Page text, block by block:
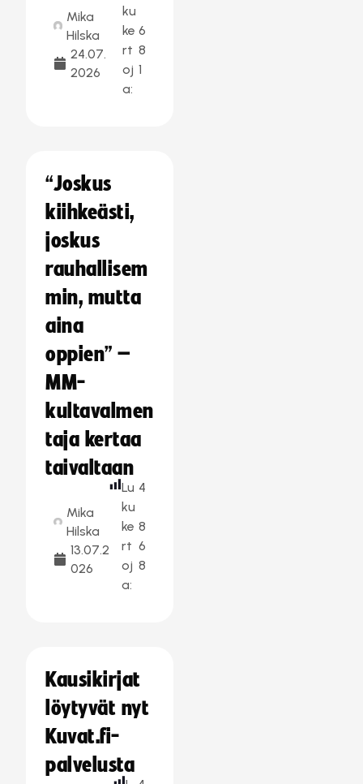
Mika
Hilska
24.07.
2026
ku
ke
rt
oj
a:
6
8
1
“Joskus
kiihkeästi,
joskus
rauhallisem
min, mutta
aina
oppien” –
MM-
kultavalmen
taja kertaa
taivaltaan
Mika
Hilska
13.07.2
026
Lu
ku
ke
rt
oj
a:
4
8
6
8
Kausikirjat
löytyvät nyt
Kuvat.fi-
palvelusta